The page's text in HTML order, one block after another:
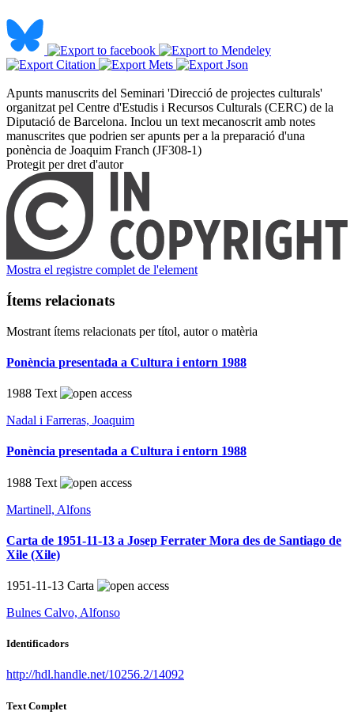
Apunts manuscrits del Seminari 'Direcció de projectes culturals'
organitzat pel Centre d'Estudis i Recursos Culturals (CERC) de la
Diputació de Barcelona. Inclou un text mecanoscrit amb notes
manuscrites que podrien ser apunts per a la preparació d'una
ponència de Joaquim Franch (JF308-1) ​
Protegit per dret d'autor
Mostra el registre complet de l'element
Ítems relacionats
Mostrant ítems relacionats per títol, autor o matèria
Ponència presentada a Cultura i entorn 1988
1988 Text
Nadal i Farreras, Joaquim
Ponència presentada a Cultura i entorn 1988
1988 Text
Martinell, Alfons
Carta de 1951-11-13 a Josep Ferrater Mora des de Santiago de
Xile (Xile)
1951-11-13 Carta
Bulnes Calvo, Alfonso
Identificadors
http://hdl.handle.net/10256.2/14092
Text Complet